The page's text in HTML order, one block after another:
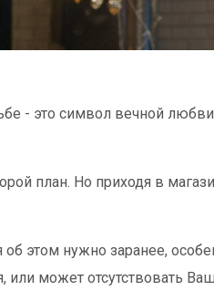
- это символ вечной
план. Но приходя в
этом нужно заранее,
может отсутствовать